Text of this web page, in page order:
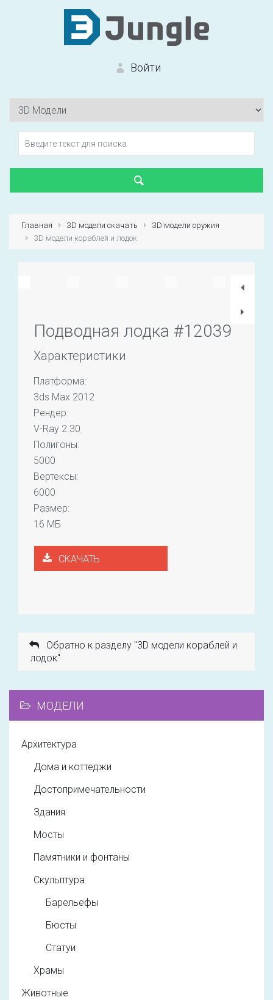
Войти
Первый раз?
Главная 3D модели скачать
3D модели оружия
3D модели кораблей и лодок
Подводная лодка #12039
Характеристики
Платформа:
3ds Max 2012
Рендер:
V-Ray 2.30
Полигоны:
5000
Вертексы:
6000
Размер:
16 МБ
СКАЧАТЬ
Обратно к разделу "3D модели кораблей и
лодок"
МОДЕЛИ
Архитектура
Дома и коттеджи
Достопримечательности
Здания
Мосты
Памятники и фонтаны
Скульптура
Барельефы
Бюсты
Статуи
Храмы
Животные